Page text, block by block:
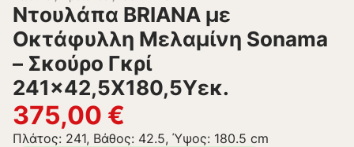
Ντουλάπα BRIANA με
Οκτάφυλλη Μελαμίνη Sonama
– Σκούρο Γκρί
241×42,5Χ180,5Υεκ.
375,00 €
Πλάτος: 241, Βάθος: 42.5, Ύψος: 180.5 cm